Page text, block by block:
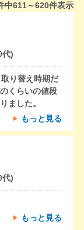
中611～620件表示
代)
り替え時期だ
くらいの値段
ました。
もっと見る
代)
もっと見る